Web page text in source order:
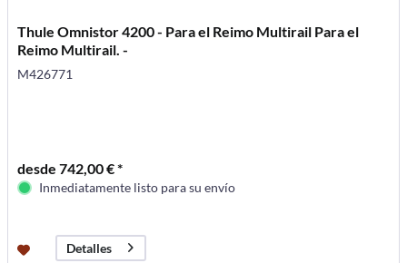
Thule Omnistor 4200 - Para el Reimo Multirail Para el
Reimo Multirail. -
M426771
desde 742,00 € *
Inmediatamente listo para su envío
Detalles